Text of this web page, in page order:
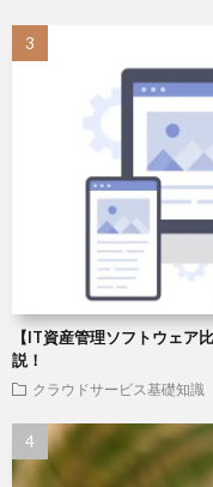
【IT資産管理ソフトウェア
説！
クラウドサービス基礎知識